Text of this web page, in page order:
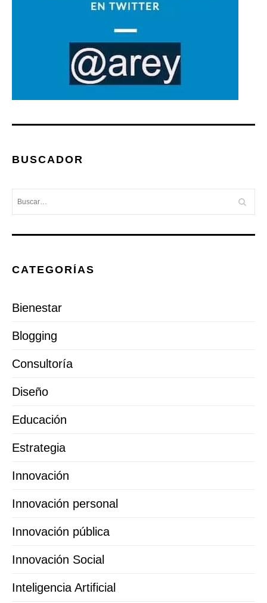
BUSCADOR
CATEGORÍAS
Bienestar
Blogging
Consultoría
Diseño
Educación
Estrategia
Innovación
Innovación personal
Innovación pública
Innovación Social
Inteligencia Artificial